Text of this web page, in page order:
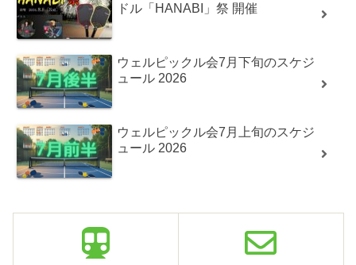
ドル「HANABI」祭 開催
ウェルピックル会7月下旬のスケジ
ュール 2026
ウェルピックル会7月上旬のスケジ
ュール 2026